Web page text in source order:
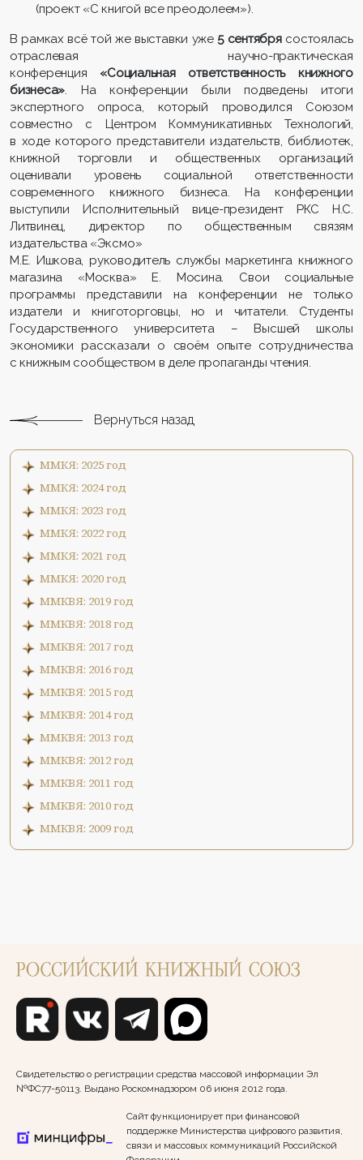
(проект «С книгой все преодолеем»).
В рамках всё той же выставки уже 5 сентябрясостоялась
отраслевая научно-практическая
конференция «Социальная ответственность книжного
бизнеса». На конференции были подведены итоги
экспертного опроса, который проводился Союзом
совместно с Центром Коммуникативных Технологий,
в ходе которого представители издательств, библиотек,
книжной торговли и общественных организаций
оценивали уровень социальной ответственности
современного книжного бизнеса. На конференции
выступили Исполнительный вице-президент РКС Н.С.
Литвинец, директор по общественным связям
издательства «Эксмо»
М.Е. Ишкова, руководитель службы маркетинга книжного
магазина «Москва» Е. Мосина. Свои социальные
программы представили на конференции не только
издатели и книготорговцы, но и читатели. Студенты
Государственного университета – Высшей школы
экономики рассказали о своём опыте сотрудничества
с книжным сообществом в деле пропаганды чтения.
Вернуться назад
ММКЯ: 2025 год
ММКЯ: 2024 год
ММКЯ: 2023 год
ММКЯ: 2022 год
ММКЯ: 2021 год
ММКЯ: 2020 год
ММКВЯ: 2019 год
ММКВЯ: 2018 год
ММКВЯ: 2017 год
ММКВЯ: 2016 год
ММКВЯ: 2015 год
ММКВЯ: 2014 год
ММКВЯ: 2013 год
ММКВЯ: 2012 год
ММКВЯ: 2011 год
ММКВЯ: 2010 год
ММКВЯ: 2009 год
Свидетельство о регистрации средства массовой информации Эл
№ФС77-50113. Выдано Роскомнадзором 06 июня 2012 года.
Сайт функционирует при финансовой
поддержке Министерства цифрового развития,
связи и массовых коммуникаций Российской